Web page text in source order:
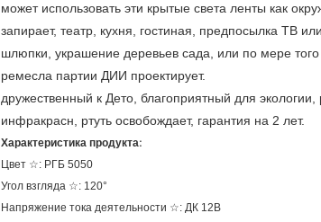
может использовать эти крытые света ленты как
запирает, театр, кухня, гостиная, предпосылка ТВ
шлюпки, украшение деревьев сада, или по мере
ремесла партии ДИИ проектирует.
дружественный к Дето, благоприятный для
инфракрасн, ртуть освобождает, гарантия на 2 лет.
Характеристика продукта:
Цвет ☆: РГБ 5050
Угол взгляда ☆: 120°
Напряжение тока деятельности ☆: ДК 12В